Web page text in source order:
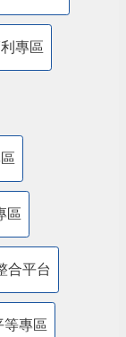
專區
區
合平台
等專區